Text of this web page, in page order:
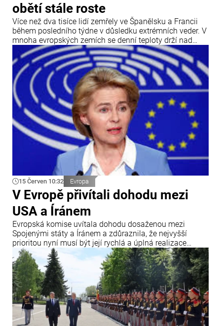
obětí stále roste
Více než dva tisíce lidí zemřely ve Španělsku a Francii
během posledního týdne v důsledku extrémních veder. V
mnoha evropských zemích se denní teploty drží nad
hranicí 40 °C.
15 Červen 10:32 Evropa
V Evropě přivítali dohodu mezi
USA a Íránem
Evropská komise uvítala dohodu dosaženou mezi
Spojenými státy a Íránem a zdůraznila, že nejvyšší
prioritou nyní musí být její rychlá a úplná realizace
všemi zúčastněnými stranami. Uvádí se to v oficiálním
prohlášení předsedkyně Evropské komise Ursuly von der
Leyenové vydaném v souvislosti s dosažením dohody
mezi USA a Íránem.